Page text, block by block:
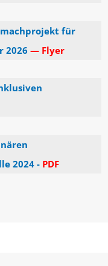
für
2026 — Flyer
2024 - PDF